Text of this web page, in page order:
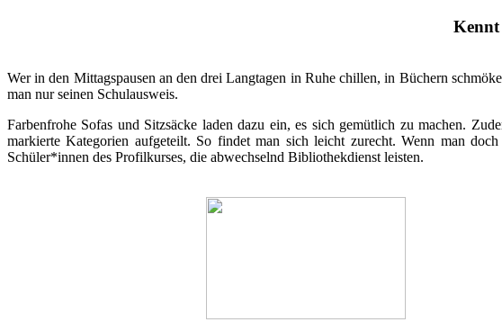
Kennt
Wer in den Mittagspausen an den drei Langtagen in Ruhe chillen, in Büchern
man nur seinen Schulausweis.
Farbenfrohe Sofas und Sitzsäcke laden dazu ein, es sich gemütlich zu machen.
markierte Kategorien aufgeteilt. So findet man sich leicht zurecht. Wenn man
Schüler*innen des Profilkurses, die abwechselnd Bibliothekdienst leisten.